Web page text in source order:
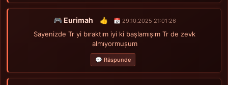
🎮 Eurimah 👍 📅 29.10.2025 21:01:26
Sayenizde Tr yi bıraktım iyi ki başlamışım Tr de zevk
almıyormuşum
💬 Răspunde